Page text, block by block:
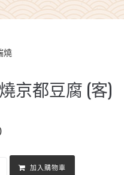
燒
京都豆腐 (客)
加入購物車